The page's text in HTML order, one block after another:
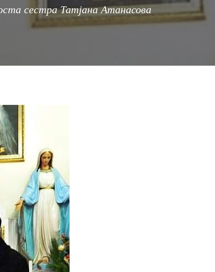
сестра Татјана Атанасова